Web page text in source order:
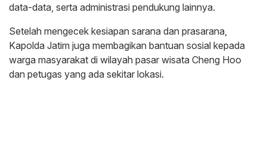
data-data, serta administrasi pendukung lainnya.
Setelah mengecek kesiapan sarana dan prasarana,
Kapolda Jatim juga membagikan bantuan sosial kepada
warga masyarakat di wilayah pasar wisata Cheng Hoo
dan petugas yang ada sekitar lokasi.